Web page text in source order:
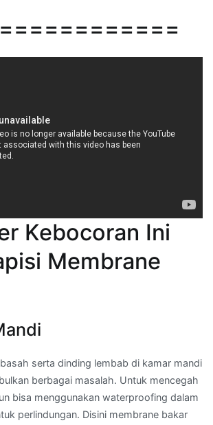
Kebocoran Ini
Membrane
serta dinding lembab di kamar mandi
berbagai masalah. Untuk mencegah
bisa menggunakan waterproofing dalam
perlindungan. Disini membrane bakar